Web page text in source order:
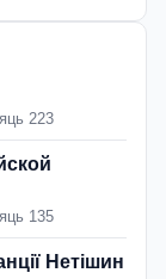
223
135
Нетішин